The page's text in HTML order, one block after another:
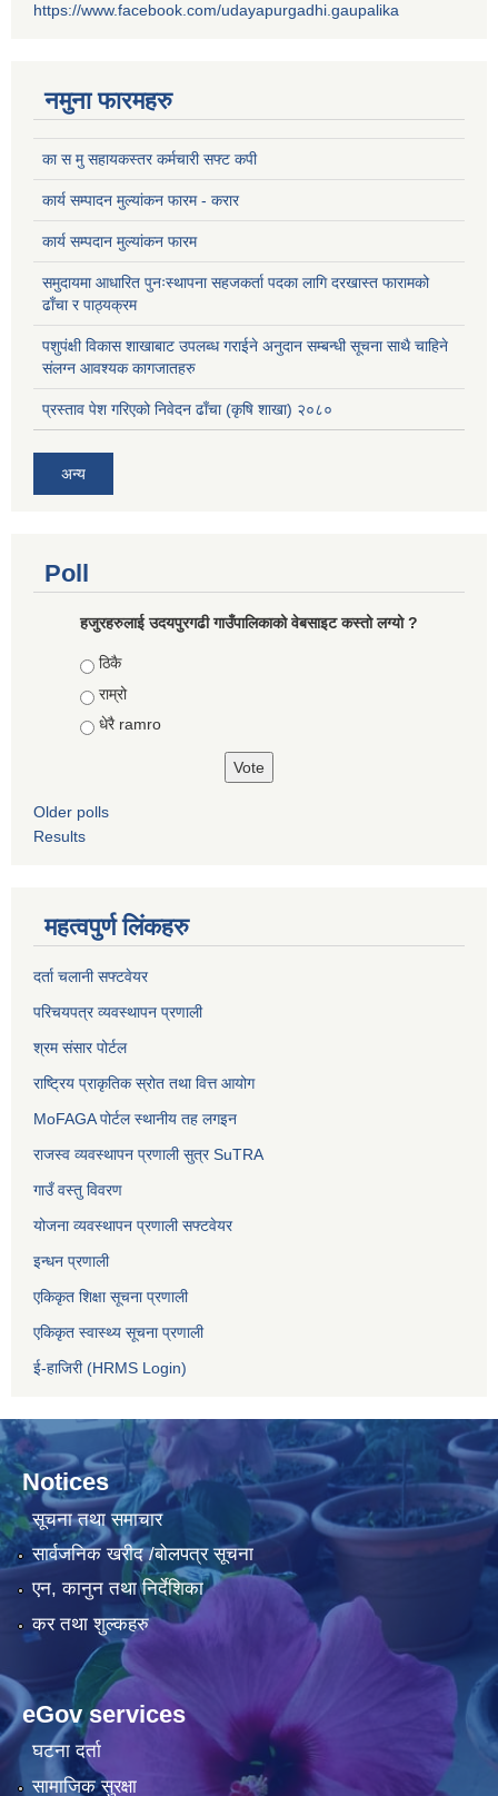
https://www.facebook.com/udayapurgadhi.gaupalika
नमुना फारमहरु
का स मु सहायकस्तर कर्मचारी सफ्ट कपी
कार्य सम्पादन मुल्यांकन फारम - करार
कार्य सम्पदान मुल्यांकन फारम
समुदायमा आधारित पुनःस्थापना सहजकर्ता पदका लागि दरखास्त फारामको
ढाँचा र पाठ्यक्रम
पशुपंक्षी विकास शाखाबाट उपलब्ध गराईने अनुदान सम्बन्धी सूचना साथै चाहिने
संलग्न आवश्यक कागजातहरु
प्रस्ताव पेश गरिएको निवेदन ढाँचा (कृषि शाखा) २०८०
अन्य
Poll
हजुरहरुलाई उदयपुरगढी गाउँपालिकाको वेबसाइट कस्तो लग्यो ?
Choices
ठिकै
राम्रो
धेरै ramro
Older polls
Results
महत्वपुर्ण लिंकहरु
दर्ता चलानी सफ्टवेयर
परिचयपत्र व्यवस्थापन प्रणाली
श्रम संसार पोर्टल
राष्ट्रिय प्राकृतिक स्रोत तथा वित्त आयोग
MoFAGA पोर्टल स्थानीय तह लगइन
राजस्व व्यवस्थापन प्रणाली सुत्र SuTRA
गाउँ वस्तु विवरण
योजना व्यवस्थापन प्रणाली सफ्टवेयर
इन्धन प्रणाली
एकिकृत शिक्षा सूचना प्रणाली
एकिकृत स्वास्थ्य सूचना प्रणाली
ई-हाजिरी (HRMS Login)
Notices
सूचना तथा समाचार
सार्वजनिक खरीद /बोलपत्र सूचना
एन, कानुन तथा निर्देशिका
कर तथा शुल्कहरु
eGov services
घटना दर्ता
सामाजिक सुरक्षा